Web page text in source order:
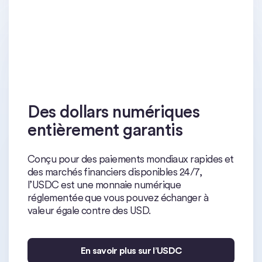
Des dollars numériques
entièrement garantis
Conçu pour des paiements mondiaux rapides et
des marchés financiers disponibles 24/7,
l’USDC est une monnaie numérique
réglementée que vous pouvez échanger à
valeur égale contre des USD.
En savoir plus sur l’USDC